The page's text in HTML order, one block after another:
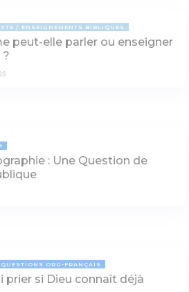
ENSEIGNEMENTS BIBLIQUES
peut-elle parler ou enseigner
?
: Une Question de
FRANÇAIS
prier si Dieu connaît déjà